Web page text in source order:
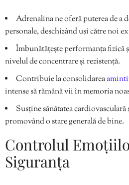
Adrenalina ne oferă puterea de a
personale, deschizând uși către noi
Îmbunătățește performanța fizică
nivelul de concentrare și rezistență.
Contribuie la consolidarea
intense să rămână vii în memoria
Susține sănătatea
promovând o stare generală de bine.
Controlul
Siguranța